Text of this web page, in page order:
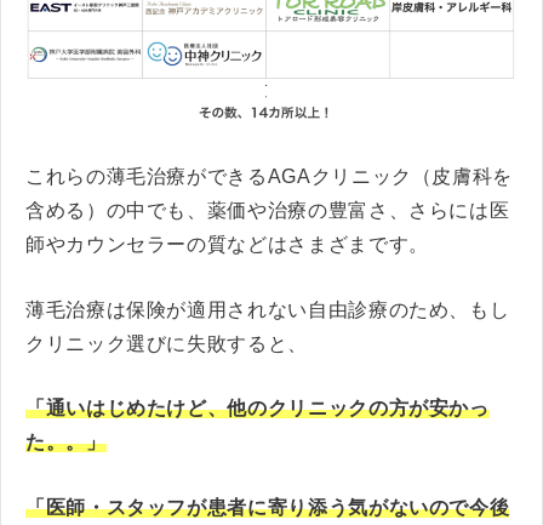
これらの薄毛治療ができるAGAクリニック（皮膚科を
含める）の中でも、薬価や治療の豊富さ、さらには医
師やカウンセラーの質などはさまざまです。
薄毛治療は保険が適用されない自由診療のため、もし
クリニック選びに失敗すると、
「通いはじめたけど、他のクリニックの方が安かっ
た。。」
「医師・スタッフが患者に寄り添う気がないので今後